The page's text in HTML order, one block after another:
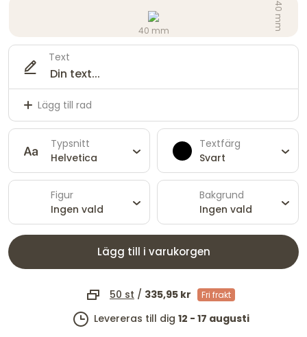
40 mm
40 mm
Text
Lägg till rad
Typsnitt
Helvetica
Textfärg
Svart
Figur
Ingen vald
Bakgrund
Ingen vald
Lägg till i varukorgen
50 st / 335,95 kr Fri frakt
Levereras till dig 12 - 17 augusti